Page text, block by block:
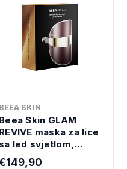
BEEA SKIN
Beea Skin GLAM
REVIVE maska za lice
sa led svjetlom,
Kakao smeđa